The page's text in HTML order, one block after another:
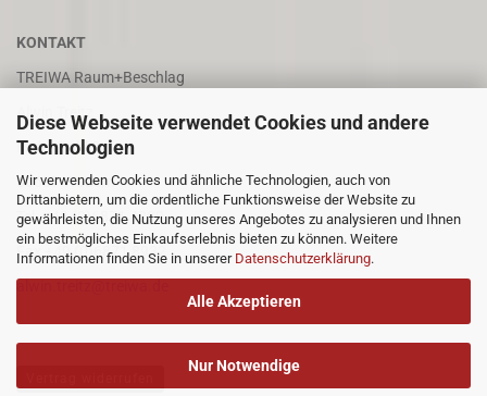
Diese Webseite verwendet Cookies und andere
Technologien
Wir verwenden Cookies und ähnliche Technologien, auch von
Drittanbietern, um die ordentliche Funktionsweise der Website zu
gewährleisten, die Nutzung unseres Angebotes zu analysieren und Ihnen
ein bestmögliches Einkaufserlebnis bieten zu können. Weitere
Informationen finden Sie in unserer Datenschutzerklärung.
Alle Akzeptieren
Nur Notwendige
KONTAKT
TREIWA Raum+Beschlag
Alwin Treitz
In der Puhl 8
66687 Wadern
Tel. +49 (0)6871 4202
Fax +49 (0)6871 8932
alwin.treitz@treiwa.de